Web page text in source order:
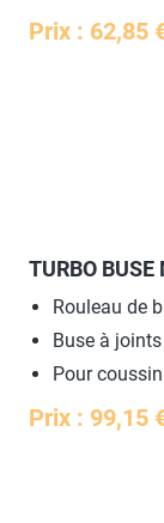
Prix : 62,85
TURBO
Rouleau de
Buse à
Pour
Prix : 99,15